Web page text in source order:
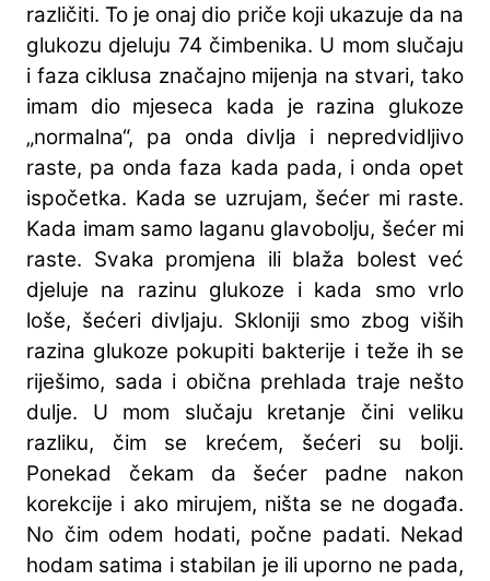
različiti. To je onaj dio priče koji ukazuje da na
glukozu djeluju 74 čimbenika. U mom slučaju
i faza ciklusa značajno mijenja na stvari, tako
imam dio mjeseca kada je razina glukoze
„normalna“, pa onda divlja i nepredvidljivo
raste, pa onda faza kada pada, i onda opet
ispočetka. Kada se uzrujam, šećer mi raste.
Kada imam samo laganu glavobolju, šećer mi
raste. Svaka promjena ili blaža bolest već
djeluje na razinu glukoze i kada smo vrlo
loše, šećeri divljaju. Skloniji smo zbog viših
razina glukoze pokupiti bakterije i teže ih se
riješimo, sada i obična prehlada traje nešto
dulje. U mom slučaju kretanje čini veliku
razliku, čim se krećem, šećeri su bolji.
Ponekad čekam da šećer padne nakon
korekcije i ako mirujem, ništa se ne događa.
No čim odem hodati, počne padati. Nekad
hodam satima i stabilan je ili uporno ne pada,